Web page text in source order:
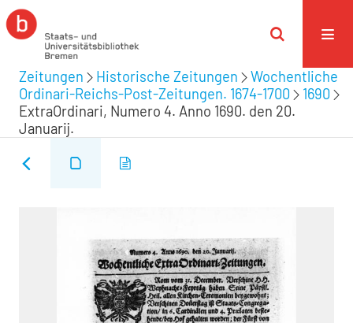
Zeitungen Historische Zeitungen
Wochentliche
Ordinari-Reichs-Post-Zeitungen. 1674-1700
1690
ExtraOrdinari, Numero 4. Anno 1690. den 20.
Januarij.